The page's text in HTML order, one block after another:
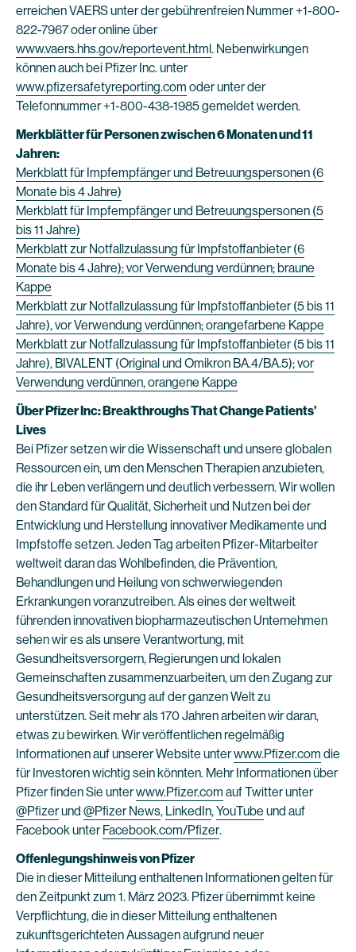
erreichen VAERS unter der gebührenfreien Nummer +1-800-
822-7967 oder online über
www.vaers.hhs.gov/reportevent.html. Nebenwirkungen
können auch bei Pfizer Inc. unter
www.pfizersafetyreporting.com oder unter der
Telefonnummer +1-800-438-1985 gemeldet werden.
Merkblätter für Personen zwischen 6 Monaten und 11
Jahren:
Merkblatt für Impfempfänger und Betreuungspersonen (6
Monate bis 4 Jahre)
Merkblatt für Impfempfänger und Betreuungspersonen (5
bis 11 Jahre)
Merkblatt zur Notfallzulassung für Impfstoffanbieter (6
Monate bis 4 Jahre); vor Verwendung verdünnen; braune
Kappe
Merkblatt zur Notfallzulassung für Impfstoffanbieter (5 bis 11
Jahre), vor Verwendung verdünnen; orangefarbene Kappe
Merkblatt zur Notfallzulassung für Impfstoffanbieter (5 bis 11
Jahre), BIVALENT (Original und Omikron BA.4/BA.5); vor
Verwendung verdünnen, orangene Kappe
Über Pfizer Inc: Breakthroughs That Change Patients’
Lives
Bei Pfizer setzen wir die Wissenschaft und unsere globalen
Ressourcen ein, um den Menschen Therapien anzubieten,
die ihr Leben verlängern und deutlich verbessern. Wir wollen
den Standard für Qualität, Sicherheit und Nutzen bei der
Entwicklung und Herstellung innovativer Medikamente und
Impfstoffe setzen. Jeden Tag arbeiten Pfizer-Mitarbeiter
weltweit daran das Wohlbefinden, die Prävention,
Behandlungen und Heilung von schwerwiegenden
Erkrankungen voranzutreiben. Als eines der weltweit
führenden innovativen biopharmazeutischen Unternehmen
sehen wir es als unsere Verantwortung, mit
Gesundheitsversorgern, Regierungen und lokalen
Gemeinschaften zusammenzuarbeiten, um den Zugang zur
Gesundheitsversorgung auf der ganzen Welt zu
unterstützen. Seit mehr als 170 Jahren arbeiten wir daran,
etwas zu bewirken. Wir veröffentlichen regelmäßig
Informationen auf unserer Website unterwww.Pfizer.com die
für Investoren wichtig sein könnten. Mehr Informationen über
Pfizer finden Sie unterwww.Pfizer.com auf Twitter unter
@Pfizerund @Pfizer News, LinkedIn,YouTube und auf
Facebook unterFacebook.com/Pfizer.
Offenlegungshinweis von Pfizer
Die in dieser Mitteilung enthaltenen Informationen gelten für
den Zeitpunkt zum 1. März 2023. Pfizer übernimmt keine
Verpflichtung, die in dieser Mitteilung enthaltenen
zukunftsgerichteten Aussagen aufgrund neuer